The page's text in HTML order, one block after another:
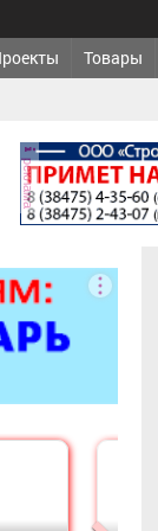
Товары
реклама